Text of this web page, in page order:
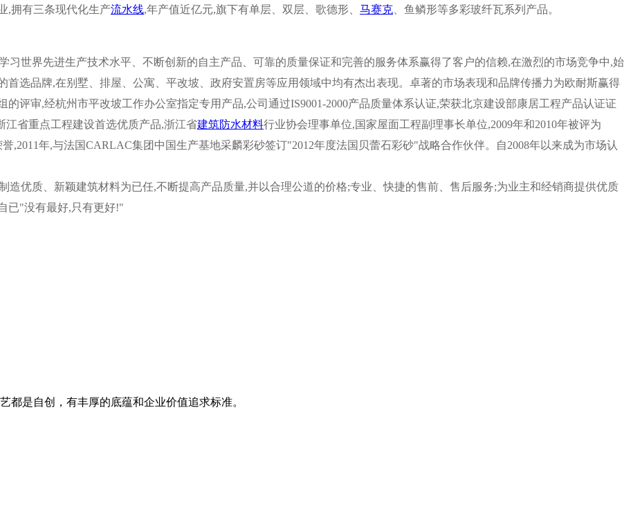
,拥有三条现代化生产流水线,年产值近亿元,旗下有单层、双层、歌德形、 马赛克 、鱼鳞形等多彩玻纤瓦系列产品。
习世界先进生产技术水平、不断创新的自主产品、可靠的质量保证和完善的服务体系赢得了客户的信赖,在激烈的市场竞争中,始
选品牌,在别墅、排屋、公寓、平改坡、政府安置房等应用领域中均有杰出表现。卓著的市场表现和品牌传播力为欧耐斯赢得
评审,经杭州市平改坡工作办公室指定专用产品,公司通过IS9001-2000产品质量体系认证,荣获北京建设部康居工程产品认证证
江省重点工程建设首选优质产品,浙江省建筑防水材料行业协会理事单位,国家屋面工程副理事长单位,2009年和2010年被评为
,2011年,与法国CARLAC集团中国生产基地采麟彩砂签订"2012年度法国贝蕾石彩砂"战略合作伙伴。自2008年以来成为市场认
造优质、新颖建筑材料为已任,不断提高产品质量,并以合理公道的价格;专业、快捷的售前、售后服务;为业主和经销商提供优质
已"没有最好,只有更好!"
都是自创，有丰厚的底蕴和企业价值追求标准。